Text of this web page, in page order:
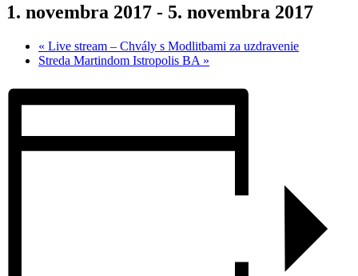
1. novembra 2017 - 5. novembra 2017
« Live stream – Chvály s Modlitbami za uzdravenie
Streda Martindom Istropolis BA »